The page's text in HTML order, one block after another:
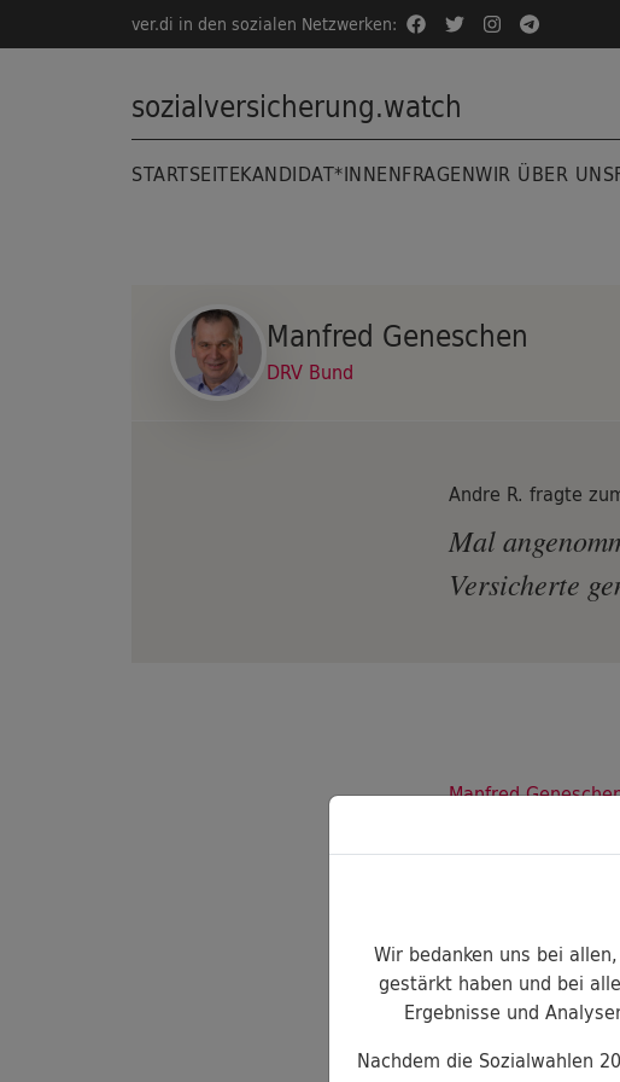
Direkt zum Inhaltver.di in den sozialen Netzwerken:
sozialversicherung.watch
STARTSEITEKANDIDAT*INNENFRAGENWIR ÜBER UNS
Manfred Geneschen
DRV Bund
Andre R. fragte
Mal
Versicherte
Manfred
gerne. Das
betriebliche
betr.
mich bereit
Wir bedanken uns bei
gestärkt haben und bei
Ergebnisse und
Nachdem die Sozialwahlen